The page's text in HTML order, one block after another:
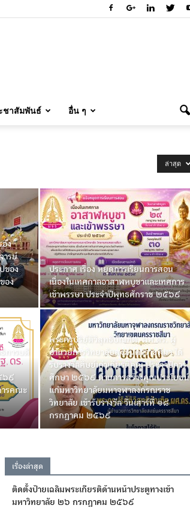
ชาสัมพันธ์ อื่น ๆ
ล่าสุด
ง
ารย์
ของ
อง
ประกาศ เรื่อง หยุดการเรียนการสอน
เนื่องในเทศกาลอาสาฬหบูชาและเทศการ
เข้าพรรษา ประจำปีพุทธศักราช ๒๕๖๙
ารบดี
๖๙
ารคณะ
พระครูปริยัติวิสุทธิบัณฑิต, ผศ.ดร. ผู้
อำนวยการวิทยาลัยสงฆ์นครราชสีมา ได้
รับรางวัลศิษย์เก่าเกียรติคุณ ประจำปีการ
ศึกษา ๒๕๖๙ ด้านการสร้างคุณประโยชน์
แก่มหาวิทยาลัยมหาจุฬาลงกรณราช
วิทยาลัย เข้ารับรางวัล วันเสาร์ที่ ๑๘
กรกฎาคม ๒๕๖๙
เรื่องล่าสุด
ติดตั้งป้ายเฉลิมพระเกียรติด้านหน้าประตูทางเข้า
มหาวิทยาลัย ๒๖ กรกฎาคม ๒๕๖๙